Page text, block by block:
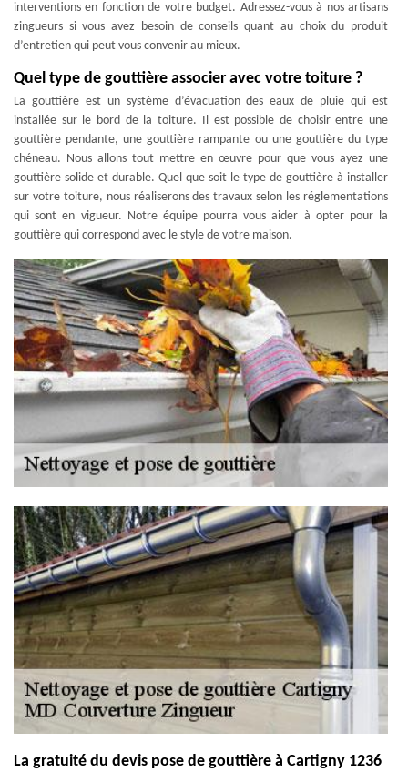
interventions en fonction de votre budget. Adressez-vous à nos artisans
zingueurs si vous avez besoin de conseils quant au choix du produit
d’entretien qui peut vous convenir au mieux.
Quel type de gouttière associer avec votre toiture ?
La gouttière est un système d’évacuation des eaux de pluie qui est
installée sur le bord de la toiture. Il est possible de choisir entre une
gouttière pendante, une gouttière rampante ou une gouttière du type
chéneau. Nous allons tout mettre en œuvre pour que vous ayez une
gouttière solide et durable. Quel que soit le type de gouttière à installer
sur votre toiture, nous réaliserons des travaux selon les réglementations
qui sont en vigueur. Notre équipe pourra vous aider à opter pour la
gouttière qui correspond avec le style de votre maison.
La gratuité du devis pose de gouttière à Cartigny 1236